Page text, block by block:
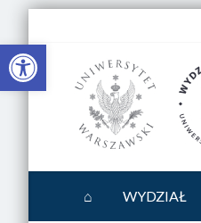
Otwórz pasek narzędzi
⌂ WYDZIAŁ